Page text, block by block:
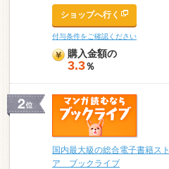
ショップへ行く
付与条件をご確認ください
購入金額の
3.3％
国内最大級の総合電子書籍スト
ア ブックライブ